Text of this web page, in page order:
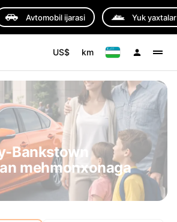
Avtomobil ijarasi Yuk
US$ km
Bankstown
mehmonxonaga